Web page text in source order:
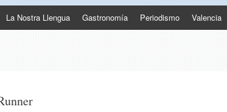
La Nostra Llengua Gastronomía Periodismo Valencia